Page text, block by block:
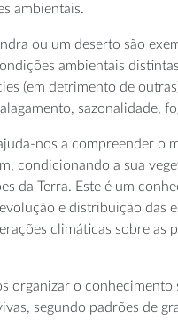
ambientais.
ou um deserto são
ambientais
(em detrimento de
sazonalidade,
nos a compreender o
condicionando a sua
da Terra. Este é um
e distribuição das
climáticas sobre as
organizar o conhecimento
segundo padrões de